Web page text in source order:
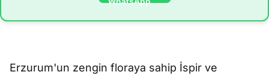
Erzurum'un zengin floraya sahip İspir ve